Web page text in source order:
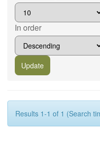
In order
Results 1-1 of 1 (Search